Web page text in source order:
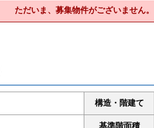
ただいま、募集物件がございません。
構造・階建て
基準階面積